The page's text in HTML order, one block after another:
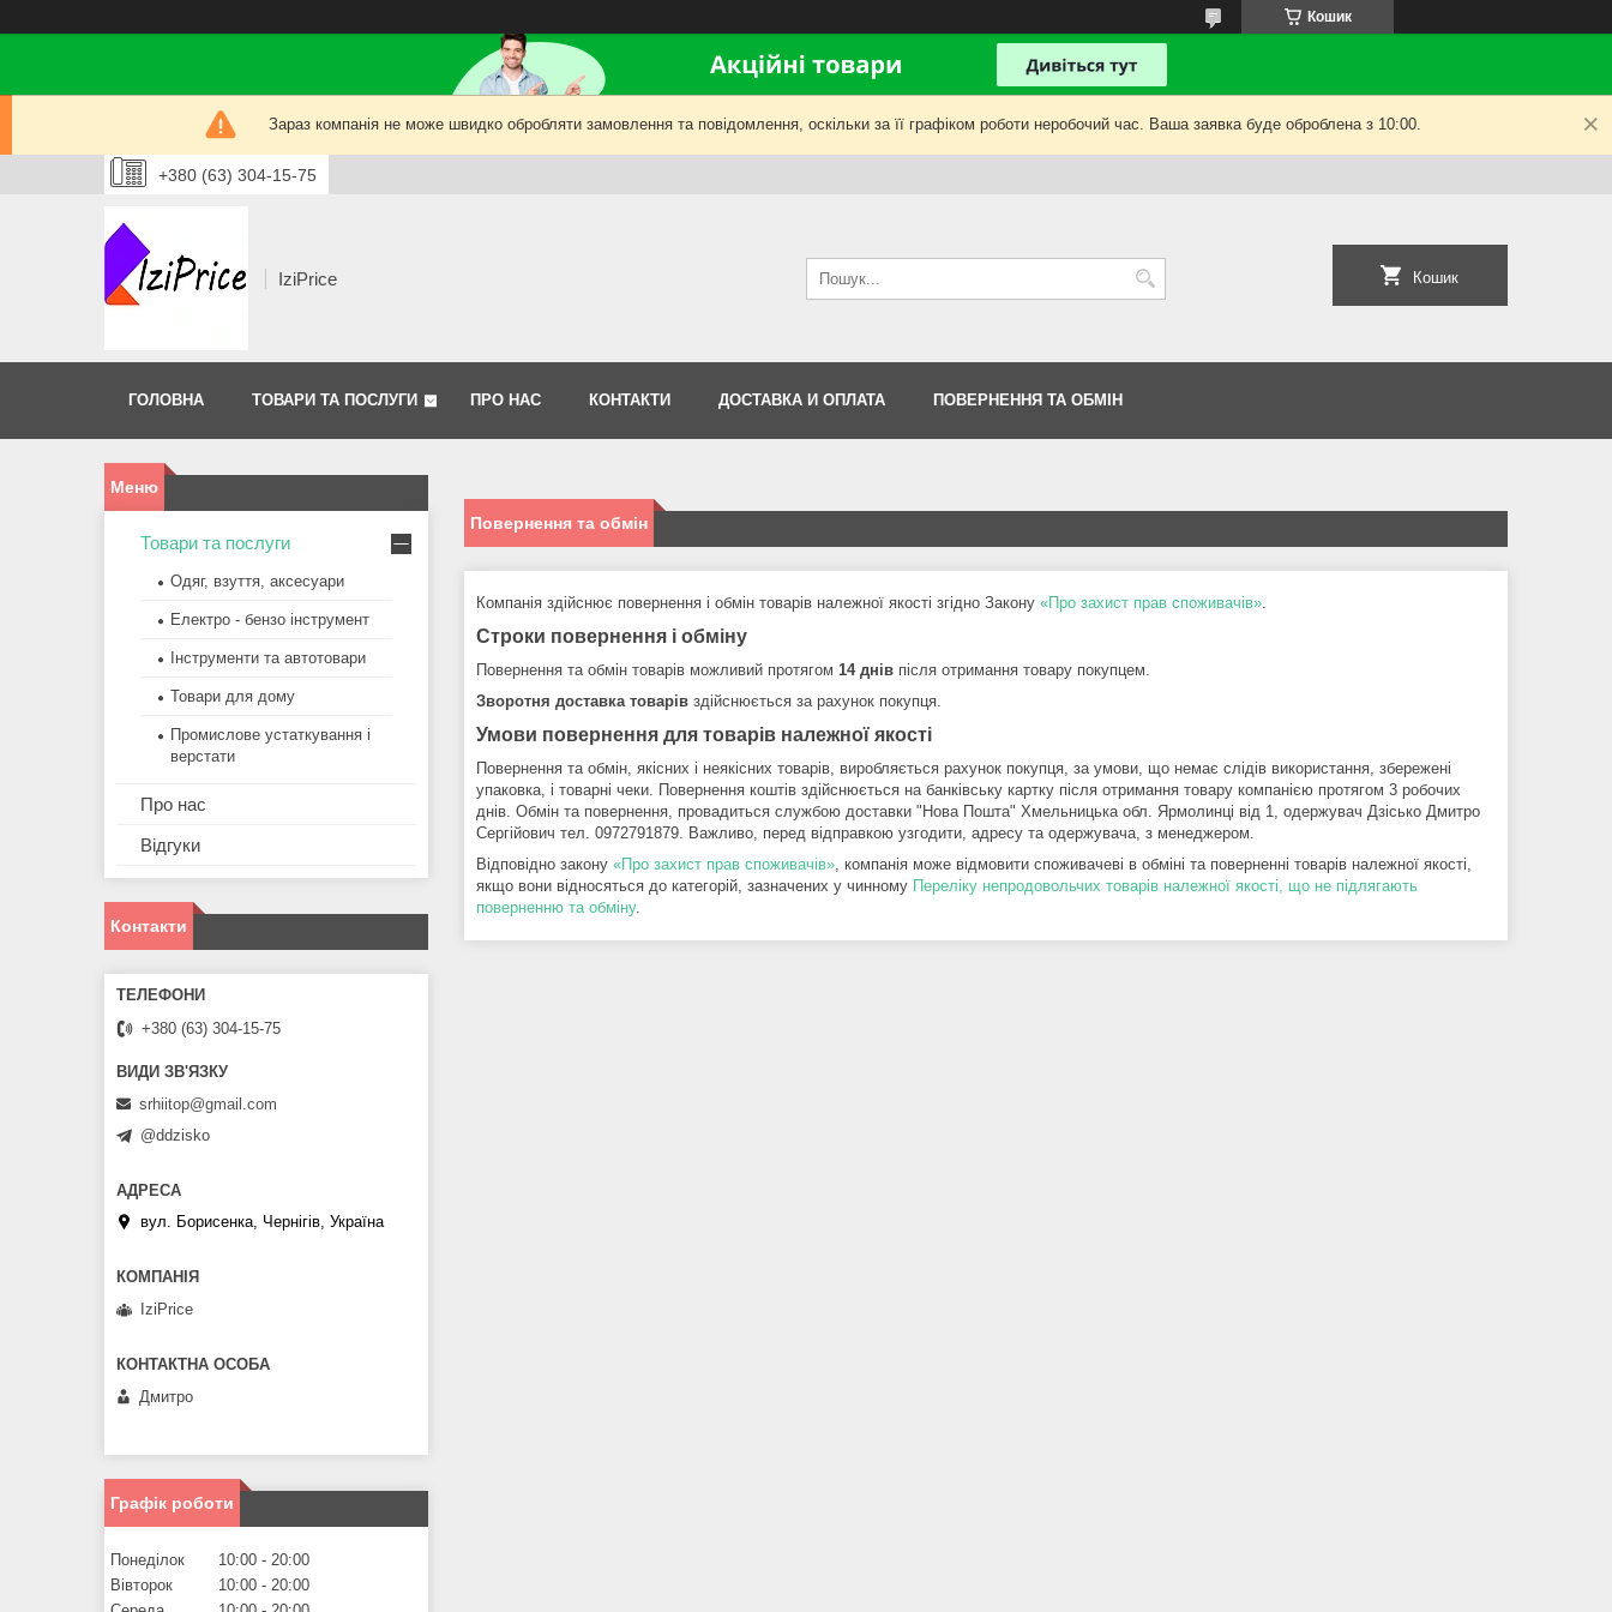
Кошик
Зараз компанія не може швидко обробляти замовлення та повідомлення, оскільки за її графіком роботи неробочий час. Ваша заявка буде оброблена з 10:00.
+380 (63) 304-15-75
IziPrice Кошик
ГОЛОВНА ТОВАРИ ТА ПОСЛУГИ ПРО НАС КОНТАКТИ ДОСТАВКА И ОПЛАТА ПОВЕРНЕННЯ ТА ОБМІН
Повернення та обмін
Компанія здійснює повернення і обмін товарів належної якості згідно Закону «Про захист прав споживачів».
Строки повернення і обміну
Повернення та обмін товарів можливий протягом 14 днів після отримання товару покупцем.
Зворотня доставка товарів здійснюється за рахунок покупця.
Умови повернення для товарів належної якості
Повернення та обмін, якісних і неякісних товарів, виробляється рахунок покупця, за умови, що немає слідів використання, збережені
упаковка, і товарні чеки. Повернення коштів здійснюється на банківську картку після отримання товару компанією протягом 3 робочих
днів. Обмін та повернення, провадиться службою доставки "Нова Пошта" Хмельницька обл. Ярмолинці від 1, одержувач Дзісько Дмитро
Сергійович тел. 0972791879. Важливо, перед відправкою узгодити, адресу та одержувача, з менеджером.
Відповідно закону «Про захист прав споживачів», компанія може відмовити споживачеві в обміні та поверненні товарів належної якості,
якщо вони відносяться до категорій, зазначених у чинному Переліку непродовольчих товарів належної якості, що не підлягають
поверненню та обміну.
Товари та послуги
Одяг, взуття, аксесуари
Електро - бензо інструмент
Інструменти та автотовари
Товари для дому
Промислове устаткування і
верстати
Про нас
Відгуки
Контакти
+380 (63) 304-15-75
srhiitop@gmail.com
@ddzisko
вул. Борисенка, Чернігів, Україна
IziPrice
Дмитро
Графік роботи
Понеділок 10:00
20:00
Вівторок
10:00
20:00